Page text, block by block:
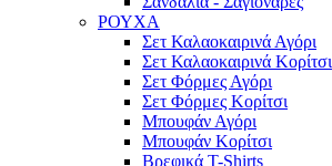
ΡΟΥΧΑ
Σετ Καλαοκαιρινά Αγόρι
Σετ Καλαοκαιρινά Κορίτσι
Σετ Φόρμες Αγόρι
Σετ Φόρμες Κορίτσι
Mπουφάν Αγόρι
Mπουφάν Κορίτσι
Βρεφικά T-Shirts